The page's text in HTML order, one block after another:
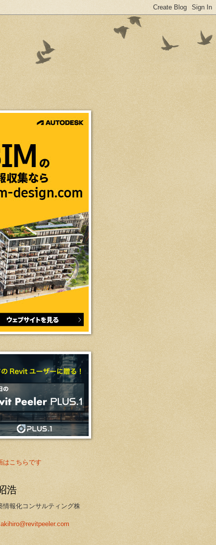
はこちらです
浩
情報化コンサルティング株